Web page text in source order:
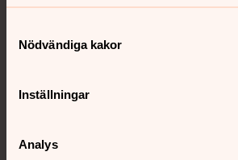
Nödvändiga kakor
Inställningar
Analys
Sociala kanaler